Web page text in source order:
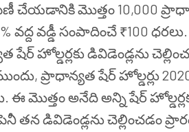
చేయడానికి మొత్తం 10,000
వడ్డీ సంపాదించే ₹100
హోల్డర్లకు డివిడెండ్లను
ప్రాధాన్యత షేర్ హోల్డర్లు
ఈ మొత్తం అనేది అన్ని షేర్
డివిడెండ్లను చెల్లించడం